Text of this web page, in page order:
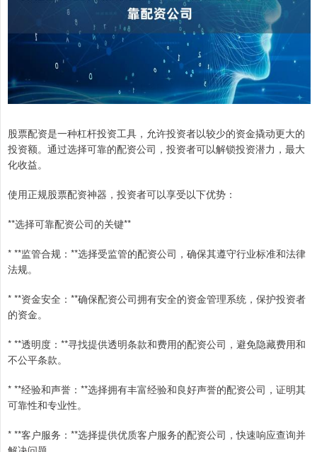
股票配资是一种杠杆投资工具，允许投资者以较少的资金撬动更大的
投资额。通过选择可靠的配资公司，投资者可以解锁投资潜力，最大
化收益。
使用正规股票配资神器，投资者可以享受以下优势：
**选择可靠配资公司的关键**
* **监管合规：**选择受监管的配资公司，确保其遵守行业标准和法律
法规。
* **资金安全：**确保配资公司拥有安全的资金管理系统，保护投资者
的资金。
* **透明度：**寻找提供透明条款和费用的配资公司，避免隐藏费用和
不公平条款。
* **经验和声誉：**选择拥有丰富经验和良好声誉的配资公司，证明其
可靠性和专业性。
* **客户服务：**选择提供优质客户服务的配资公司，快速响应查询并